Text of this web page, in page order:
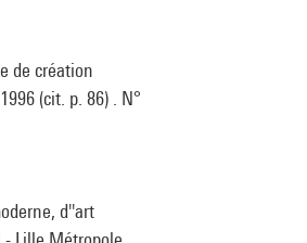
de création
(cit. p. 86) . N°
d''art